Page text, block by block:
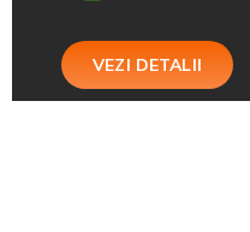
VEZI DETALII